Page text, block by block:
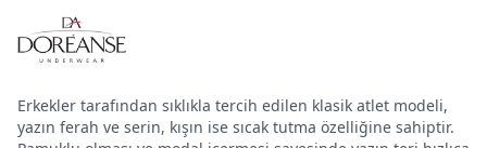
Erkekler tarafından sıklıkla tercih edilen klasik atlet modeli,
yazın ferah ve serin, kışın ise sıcak tutma özelliğine sahiptir.